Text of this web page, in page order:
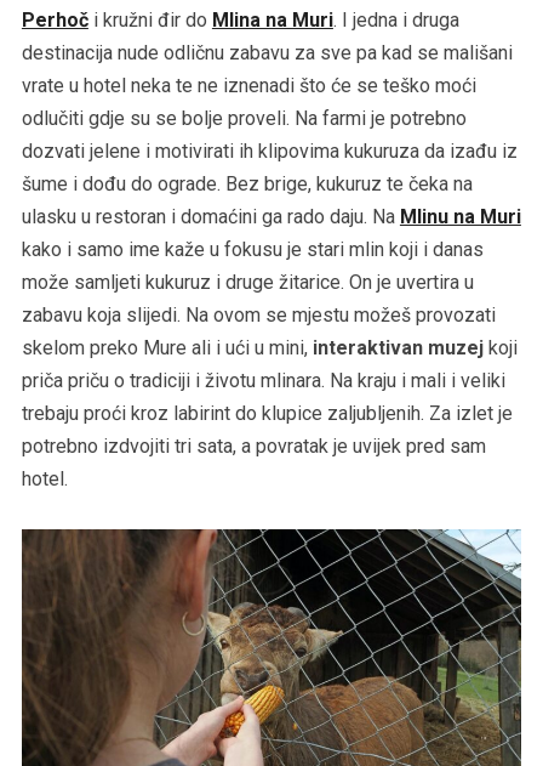
Perhoči kružni đir do Mlina na Muri. I jedna i druga
destinacija nude odličnu zabavu za sve pa kad se mališani
vrate u hotel neka te ne iznenadi što će se teško moći
odlučiti gdje su se bolje proveli. Na farmi je potrebno
dozvati jelene i motivirati ih klipovima kukuruza da izađu iz
šume i dođu do ograde. Bez brige, kukuruz te čeka na
ulasku u restoran i domaćini ga rado daju. Na Mlinu na Muri
kako i samo ime kaže u fokusu je stari mlin koji i danas
može samljeti kukuruz i druge žitarice. On je uvertira u
zabavu koja slijedi. Na ovom se mjestu možeš provozati
skelom preko Mure ali i ući u mini, interaktivan muzejkoji
priča priču o tradiciji i životu mlinara. Na kraju i mali i veliki
trebaju proći kroz labirint do klupice zaljubljenih. Za izlet je
potrebno izdvojiti tri sata, a povratak je uvijek pred sam
hotel.